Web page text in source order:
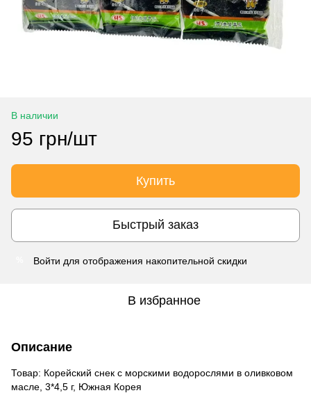
В наличии
95 грн/шт
Купить
Быстрый заказ
Войти для отображения накопительной скидки
В избранное
Описание
Товар: Корейский снек с морскими водорослями в оливковом
масле, 3*4,5 г, Южная Корея